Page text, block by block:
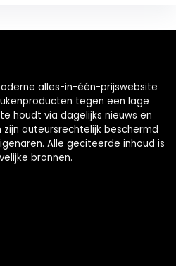
alles-in-één-prijswebsite
tegen een lage
houdt via dagelijks nieuws en
auteursrechtelijk beschermd
Alle geciteerde inhoud is
bronnen.